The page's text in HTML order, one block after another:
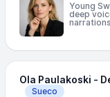
Young
deep
Ola Paulakoski -
Sueco